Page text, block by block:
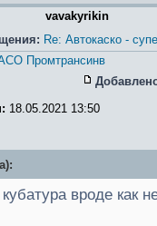
vavakyrikin
Re: Автокаско -
Промтрансинв
18.05.2021 13:50
вроде как